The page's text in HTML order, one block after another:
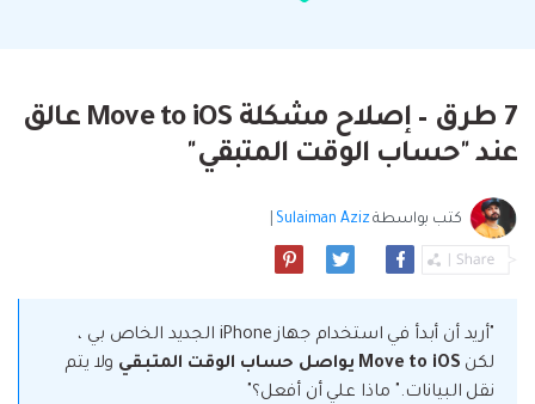
مشاهدة جميع المنتجات
Photo
ملخص
ملخص
محول PDF
MobileTrans
نقل بيانات الجوال.
استعادة الفيديو التالف.
Explore
Backup & Restore
Playlist Transfer
المقالات المتميزة
7 طرق – إصلاح مشكلة Move to iOS عالق
عند "حساب الوقت المتبقي"
كتب بواسطةSulaiman Aziz
"أريد أن أبدأ في استخدام جهاز iPhone الجديد الخاص بي ،
لكن Move to iOS يواصل حساب الوقت المتبقي
ولا يتم
نقل البيانات." ماذا علي أن أفعل؟"